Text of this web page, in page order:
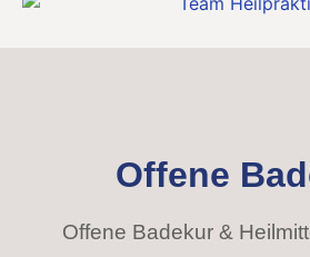
Offene
Offene Badekur &